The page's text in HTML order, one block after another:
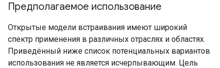
Предполагаемое использование
Открытые модели встраивания имеют широкий
спектр применения в различных отраслях и областях.
Приведённый ниже список потенциальных вариантов
использования не является исчерпывающим. Цель